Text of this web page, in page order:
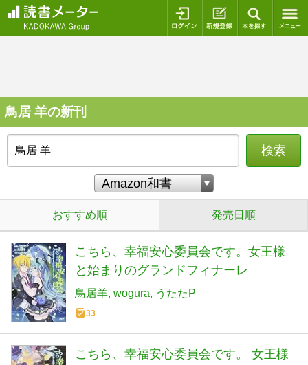
ログイン 新規登録
鳥居 羊の新刊
検索
おすすめ順 発売日順
こちら、幸福安心委員会です。女王様
と始まりのグランドフィナーレ
鳥居羊 wogura うたたP
33
こちら、幸福安心委員会です。 女王様